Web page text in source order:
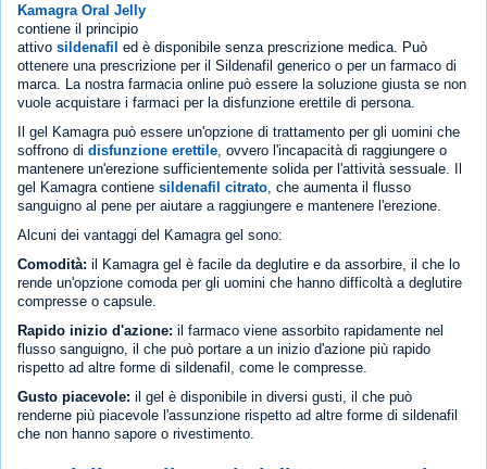
Kamagra Oral Jelly
contiene il principio
attivo sildenafil ed è disponibile senza prescrizione medica. Può
ottenere una prescrizione per il Sildenafil generico o per un farmaco di
marca. La nostra farmacia online può essere la soluzione giusta se non
vuole acquistare i farmaci per la disfunzione erettile di persona.
Il gel Kamagra può essere un'opzione di trattamento per gli uomini che
soffrono di disfunzione erettile , ovvero l'incapacità di raggiungere o
mantenere un'erezione sufficientemente solida per l'attività sessuale. Il
gel Kamagra contiene sildenafil citrato , che aumenta il flusso
sanguigno al pene per aiutare a raggiungere e mantenere l'erezione.
Alcuni dei vantaggi del Kamagra gel sono:
Comodità: il Kamagra gel è facile da deglutire e da assorbire, il che lo
rende un'opzione comoda per gli uomini che hanno difficoltà a deglutire
compresse o capsule.
Rapido inizio d'azione: il farmaco viene assorbito rapidamente nel
flusso sanguigno, il che può portare a un inizio d'azione più rapido
rispetto ad altre forme di sildenafil, come le compresse.
Gusto piacevole: il gel è disponibile in diversi gusti, il che può
renderne più piacevole l'assunzione rispetto ad altre forme di sildenafil
che non hanno sapore o rivestimento.